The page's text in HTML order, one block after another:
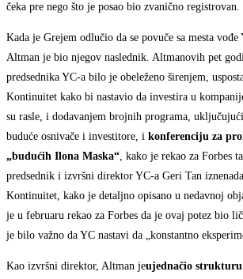
čeka pre nego što je posao bio zvanično registrovan.
Kada je Grejem odlučio da se povuče sa mesta
Altman je bio njegov naslednik. Altmanovih pet
predsednika YC-a bilo je obeleženo širenjem,
Kontinuitet kako bi nastavio da investira u
su rasle, i dodavanjem brojnih programa,
buduće osnivače i investitore, i konferenciju za
„budućih Ilona Maska“, kako je rekao za Forbes
predsednik i izvršni direktor YC-a Geri Tan
Kontinuitet, kako je detaljno opisano u nedavnoj
je u februaru rekao za Forbes da je ovaj potez bio
je bilo važno da YC nastavi da „konstantno
Kao izvršni direktor, Altman jeujednačio strukturu